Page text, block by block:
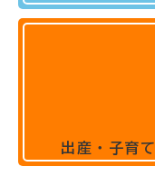
出産・子育て